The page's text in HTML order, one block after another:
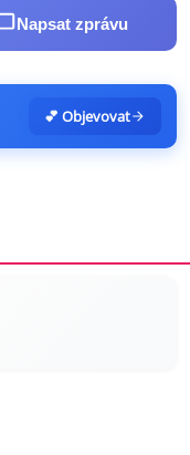
Napsat zprávu
💕 Objevovat